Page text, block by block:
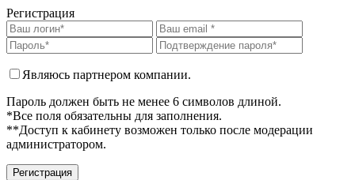
Регистрация
Являюсь партнером компании.
Пароль должен быть не менее 6 символов длиной.
*Все поля обязательны для заполнения.
**Доступ к кабинету возможен только после модерации
администратором.